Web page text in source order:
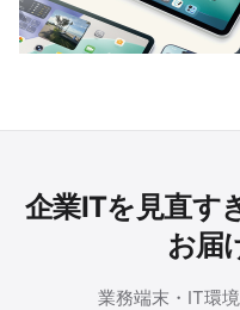
企業ITを見直す
お届
業務端末・IT環